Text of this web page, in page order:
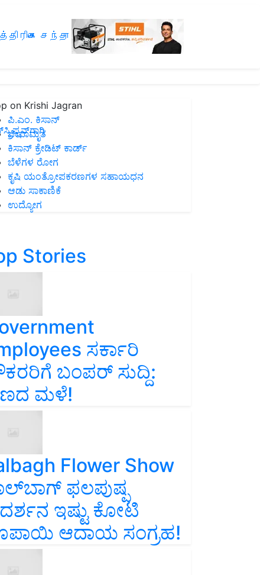
சந்தா
on Krishi Jagran
ಪಿ.ಎಂ. ಕಿಸಾನ್
ಜೀವಾಮೃತ
ಕಿಸಾನ್ ಕ್ರೇಡಿಟ್ ಕಾರ್ಡ್
ಬೆಳೆಗಳ ರೋಗ
ಕೃಷಿ ಯಂತ್ರೋಪಕರಣಗಳ ಸಹಾಯಧನ
ಆಡು ಸಾಕಾಣಿಕೆ
ಉದ್ಯೋಗ
Stories
ಸರ್ಕಾರಿ
ಬಂಪರ್‌ ಸುದ್ದಿ:
ಮಳೆ!
Flower Show
ಫಲಪುಷ್ಪ
ಇಷ್ಟು ಕೋಟಿ
ಆದಾಯ ಸಂಗ್ರಹ!